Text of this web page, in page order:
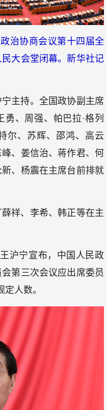
治协商会议第十四届全
大会堂闭幕。新华社记
主持。全国政协副主席
、周强、帕巴拉·格列
尔、苏辉、邵鸿、高云
、姜信治、蒋作君、何
、杨震在主席台前排就
祥、李希、韩正等在主
沪宁宣布，中国人民政
第三次会议应出席委员
人数。